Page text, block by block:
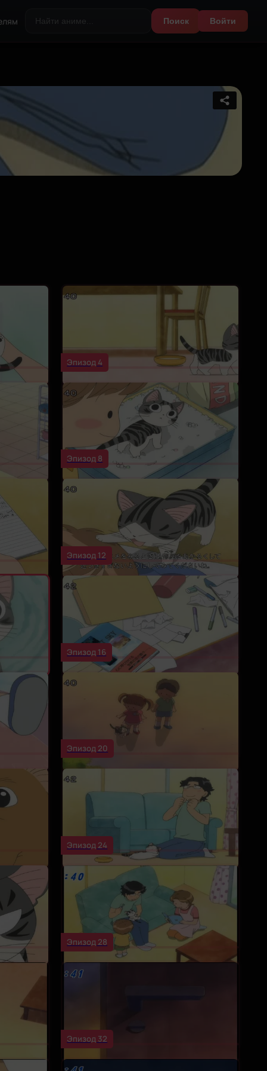
Поиск Войти
Эпизод 4
Эпизод 8
Эпизод 12
Эпизод 16
Эпизод 20
Эпизод 24
Эпизод 28
Эпизод 32